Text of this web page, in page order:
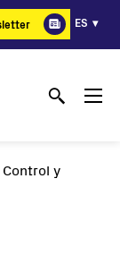
ES
Control y